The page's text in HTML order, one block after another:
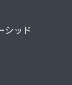
シッド